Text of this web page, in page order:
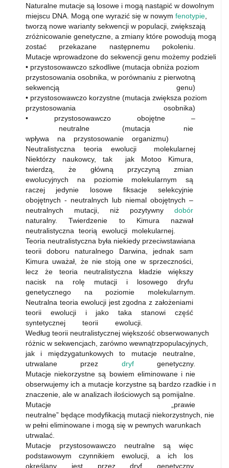
Naturalne mutacje są losowe i mogą nastąpić w dowolnym
miejscu DNA. Mogą one wyrazić się w nowym fenotypie
tworzą nowe warianty sekwencji w populacji, zwiększają
zróżnicowanie genetyczne, a zmiany które powodują mogą
zostać przekazane następnemu pokoleniu.
Mutacje wprowadzone do sekwencji genu możemy podzielić
• przystosowawczo szkodliwe (mutacja obniża poziom
przystosowania osobnika, w porównaniu z pierwotną
sekwencją genu)
• przystosowawczo korzystne (mutacja zwiększa poziom
przystosowania osobnika)
• przystosowawczo obojętne –
neutralne (mutacja nie
wpływa na przystosowanie organizmu)
Neutralistyczna teoria ewolucji molekularnej
Niektórzy naukowcy, tak jak Motoo Kimura,
twierdzą, że główną przyczyną zmian
ewolucyjnych na poziomie molekularnym są
raczej jedynie losowe fiksacje selekcyjnie
obojętnych - neutralnych lub niemal obojętnych –
neutralnych mutacji, niż pozytywny dobór
naturalny. Twierdzenie to Kimura nazwał
neutralistyczna teorią ewolucji molekularnej.
Teoria neutralistyczna była niekiedy przeciwstawiana
teorii doboru naturalnego Darwina, jednak sam
Kimura uważał, że nie stoją one w sprzeczności,
lecz że teoria neutralistyczna kładzie większy
nacisk na rolę mutacji i losowego dryfu
genetycznego na poziomie molekularnym.
Neutralna teoria ewolucji jest zgodna z założeniami
teorii ewolucji i jako taka stanowi część
syntetycznej teorii ewolucji.
Według teorii neutralistycznej większość obserwowanych
różnic w sekwencjach, zarówno wewnątrzpopulacyjnych,
jak i międzygatunkowych to mutacje neutralne,
utrwalane przez dryfgenetyczny.
Mutacje niekorzystne są bowiem eliminowane i nie
obserwujemy ich a mutacje korzystne są bardzo rzadkie i mają
znaczenie, ale w analizach ilościowych są pomijalne.
Mutacje „prawie
neutralne” będące modyfikacją mutacji niekorzystnych, nie są
w pełni eliminowane i mogą się w pewnych warunkach
utrwalać.
Mutacje przystosowawczo neutralne są więc
podstawowym czynnikiem ewolucji, a ich los
określany jest przez dryf genetyczny.